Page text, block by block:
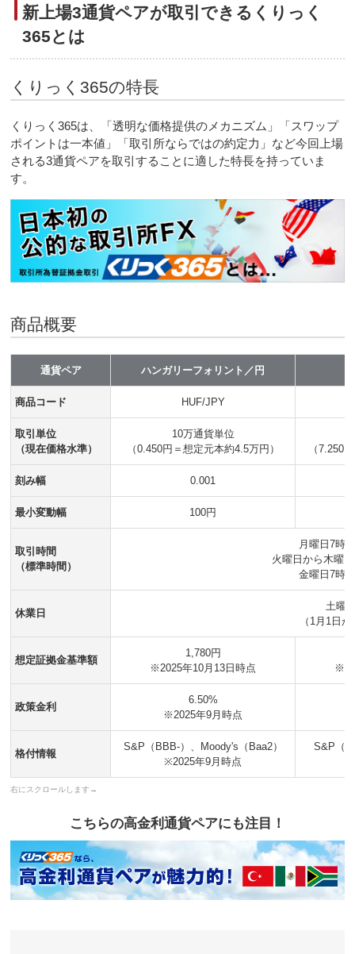
新上場3通貨ペアが取引できるくりっく
365とは
くりっく365の特長
くりっく365は、「透明な価格提供のメカニズム」「スワップ
ポイントは一本値」「取引所ならではの約定力」など今回上場
される3通貨ペアを取引することに適した特長を持っていま
す。
商品概要
通貨ペア ハンガリーフォリント／円
商品コード HUF/JPY
取引単位
（現在価格水準）
10万通貨単位
（0.450円＝想定元本約4.5万円）
（7.250
刻み幅 0.001
最小変動幅 100円
取引時間
（標準時間）
月曜日7時
火曜日から木曜
金曜日7時
休業日
土曜
（1月1日
想定証拠金基準額
1,780円
※2025年10月13日時点
政策金利
6.50%
※2025年9月時点
格付情報
S&P（BBB-）、Moody's（Baa2）
※2025年9月時点
S&P（
こちらの高金利通貨ペアにも注目！